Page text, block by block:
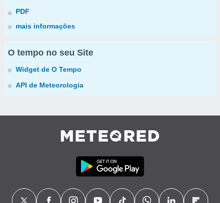
PDF
mais informações
O tempo no seu Site
Widget de O Tempo
API de Meteorologia